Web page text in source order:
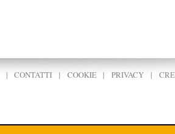
|CONTATTI | COOKIE|PRIVACY |